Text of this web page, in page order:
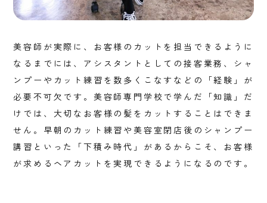
美容師が実際に、お客様のカットを担当できるように
なるまでには、アシスタントとしての接客業務、シャ
ンプーやカット練習を数多くこなすなどの「経験」が
必要不可欠です。美容師専門学校で学んだ「知識」だ
けでは、大切なお客様の髪をカットすることはできま
せん。早朝のカット練習や美容室閉店後のシャンプー
講習といった「下積み時代」があるからこそ、お客様
が求めるヘアカットを実現できるようになるのです。